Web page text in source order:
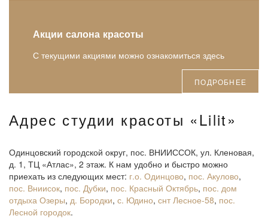
Акции салона красоты
С текущими акциями можно ознакомиться здесь
ПОДРОБНЕЕ
Адрес студии красоты «Lilit»
Одинцовский городской округ, пос. ВНИИССОК, ул. Кленовая,
д. 1, ТЦ «Атлас», 2 этаж. К нам удобно и быстро можно
приехать из следующих мест: г.о. Одинцово, пос. Акулово,
пос. Вниисок, пос. Дубки, пос. Красный Октябрь, пос. дом
отдыха Озеры, д. Бородки, с. Юдино, снт Лесное-58, пос.
Лесной городок.